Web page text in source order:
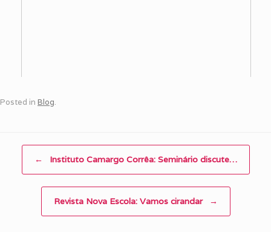
Posted in Blog.
Post navigation
← Instituto Camargo Corrêa: Seminário discute…
Revista Nova Escola: Vamos cirandar →